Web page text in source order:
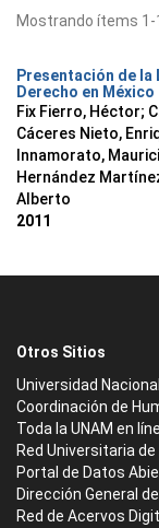
Mostrando ítems 1-
Presentación de la
Derecho en México
Fix Fierro, Héctor;
Cáceres Nieto,
Innamorato,
Hernández
Alberto
2011
Otros Sitios
Universidad
Coordinación de
Toda la UNAM en
Red Universitaria
Portal de Datos
Dirección General
Red de Acervos